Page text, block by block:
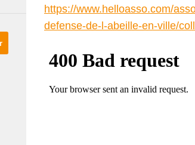
https://www.helloasso.com/
defense-de-l-abeille-en-ville/